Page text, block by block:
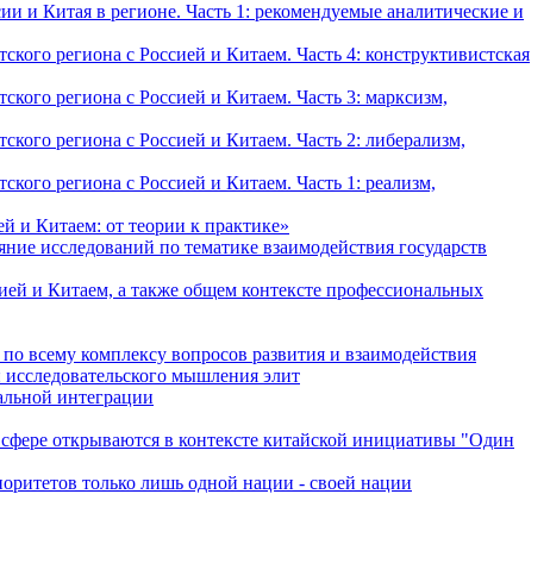
и Китая в регионе. Часть 1: рекомендуемые аналитические и
региона с Россией и Китаем. Часть 4: конструктивистская
региона с Россией и Китаем. Часть 3: марксизм,
региона с Россией и Китаем. Часть 2: либерализм,
региона с Россией и Китаем. Часть 1: реализм,
и Китаем: от теории к практике»
исследований по тематике взаимодействия государств
и Китаем, а также общем контексте профессиональных
всему комплексу вопросов развития и взаимодействия
мышления элит
интеграции
открываются в контексте китайской инициативы "Один
только лишь одной нации - своей нации